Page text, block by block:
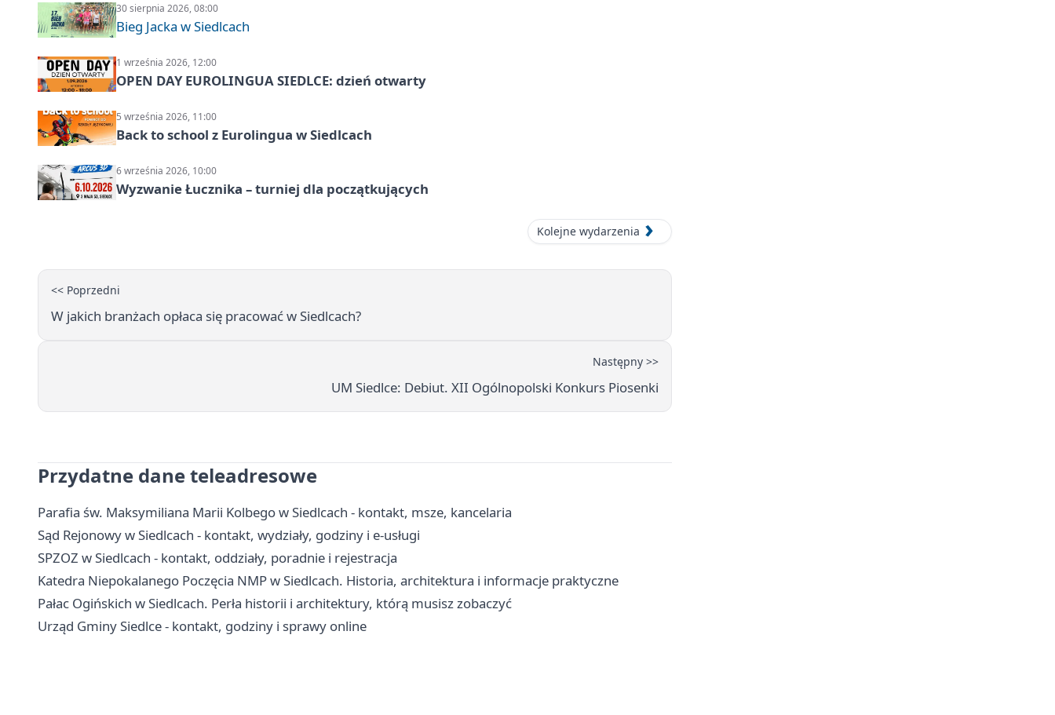
30 sierpnia 2026, 08:00
Bieg Jacka w Siedlcach
1 września 2026, 12:00
OPEN DAY EUROLINGUA SIEDLCE: dzień otwarty
5 września 2026, 11:00
Back to school z Eurolingua w Siedlcach
6 września 2026, 10:00
Wyzwanie Łucznika – turniej dla początkujących
Kolejne wydarzenia
<< Poprzedni
W jakich branżach opłaca się pracować w Siedlcach?
Następny >>
UM Siedlce: Debiut. XII Ogólnopolski Konkurs Piosenki
Przydatne dane teleadresowe
Parafia św. Maksymiliana Marii Kolbego w Siedlcach - kontakt, msze, kancelaria
Sąd Rejonowy w Siedlcach - kontakt, wydziały, godziny i e-usługi
SPZOZ w Siedlcach - kontakt, oddziały, poradnie i rejestracja
Katedra Niepokalanego Poczęcia NMP w Siedlcach. Historia, architektura i informacje praktyczne
Pałac Ogińskich w Siedlcach. Perła historii i architektury, którą musisz zobaczyć
Urząd Gminy Siedlce - kontakt, godziny i sprawy online